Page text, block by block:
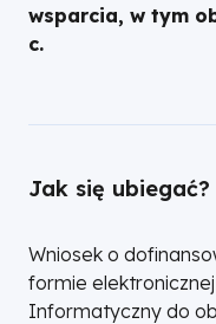
wsparcia, w tym
c.
Jak się ubiegać?
Wniosek o
formie
Informatyczny do